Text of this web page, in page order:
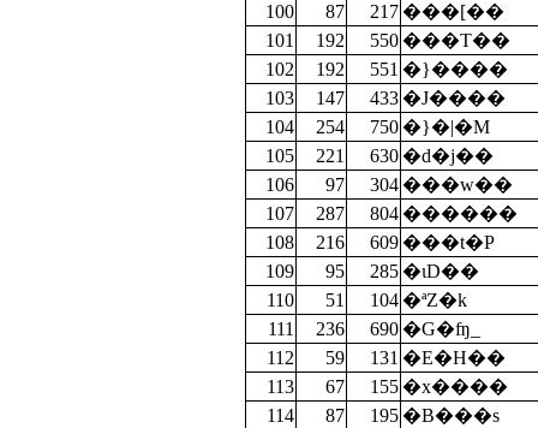
100
87 217 ���[��
101
192 550 ���T��
102
192 551 �}����
103
147 433 �J����
104
254 750 �}�|�M
105
221 630 �d�j��
106
97 304 ���w��
107
287 804 ������
108
216 609 ���t�P
109
95 285 �ιD��
110
51 104 �ªZ�k
111
236 690 �G�ʩ_
112
59 131 �E�H��
113
67 155 �x����
114
87 195 �B���s